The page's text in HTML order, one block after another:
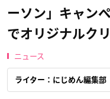
ーソン」キャン
でオリジナルク
ニュース
ライター：にじめん編集部